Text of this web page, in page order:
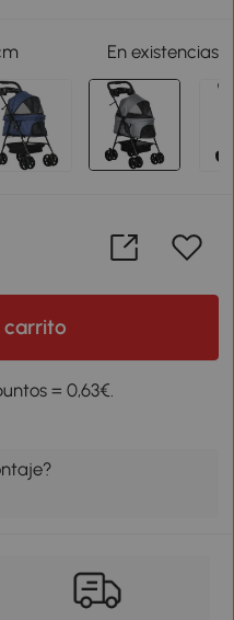
En existencias
= 0,63€.